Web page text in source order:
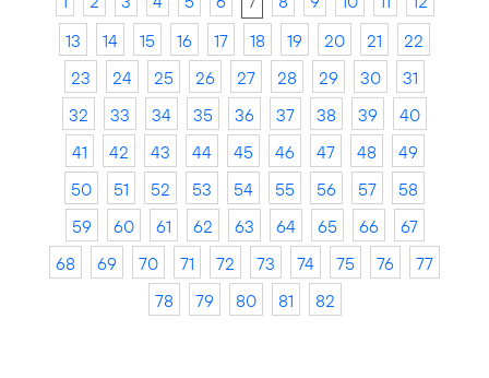
13
14 15 16 17 18 19 20 21
22
23
24 25 26 27 28 29 30
31
32
33 34 35 36 37 38 39
40
41
42 43 44 45 46 47 48
49
50
51 52 53 54 55 56 57
58
59
60 61 62 63 64 65 66
67
68
69 70 71 72 73 74 75 76
77
78
79 80 81 82